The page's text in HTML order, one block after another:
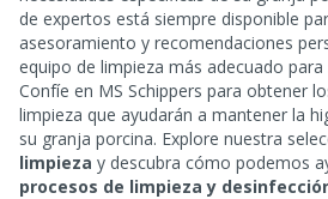
de expertos está siempre disponible
asesoramiento y recomendaciones
equipo de limpieza más adecuado
Confíe en MS Schippers para obtener
limpieza que ayudarán a mantener la
su granja porcina. Explore nuestra
limpieza y descubra cómo podemos
procesos de limpieza y